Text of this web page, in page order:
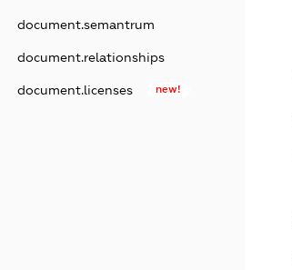
document.semantrum
document.relationships
document.licenses new!